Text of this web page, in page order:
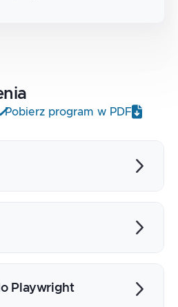
Pobierz program w PDF
PyCharm)
Playwright